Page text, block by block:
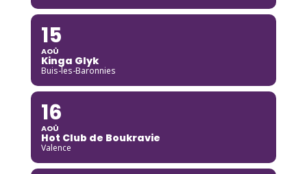
15
AOÛ
Kinga Glyk
Buis-les-Baronnies
16
AOÛ
Hot Club de Boukravie
Valence